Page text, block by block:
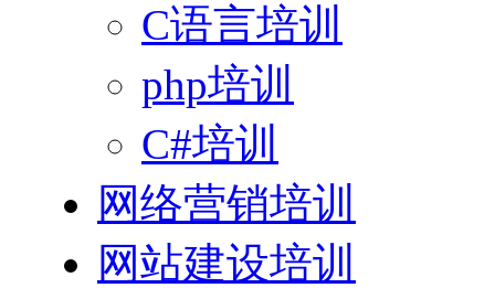
C语言培训
php培训
C#培训
网络营销培训
网站建设培训